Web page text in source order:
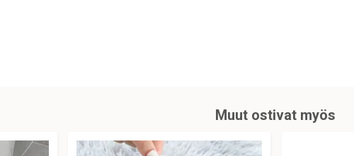
Muut ostivat myös